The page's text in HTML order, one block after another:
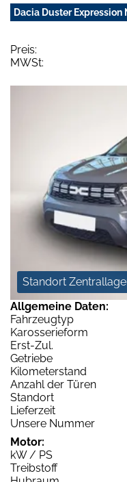
Dacia Duster
Preis:
MWSt:
Standort
Allgemeine Daten:
Fahrzeugtyp
Karosserieform
Erst-Zul.
Getriebe
Kilometerstand
Anzahl der Türen
Standort
Lieferzeit
Unsere Nummer
Motor:
kW / PS
Treibstoff